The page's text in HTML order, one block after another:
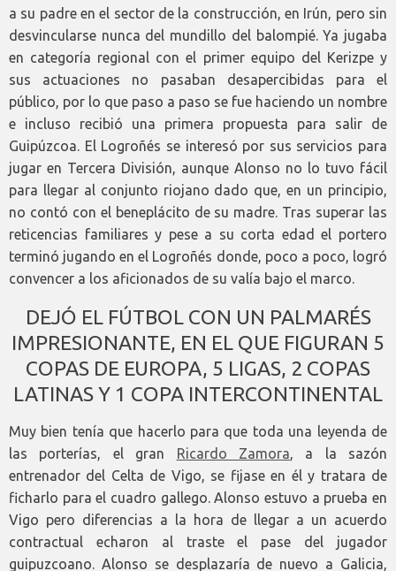
a su padre en el sector de la construcción, en Irún, pero sin
desvincularse nunca del mundillo del balompié. Ya jugaba
en categoría regional con el primer equipo del Kerizpe y
sus actuaciones no pasaban desapercibidas para el
público, por lo que paso a paso se fue haciendo un nombre
e incluso recibió una primera propuesta para salir de
Guipúzcoa. El Logroñés se interesó por sus servicios para
jugar en Tercera División, aunque Alonso no lo tuvo fácil
para llegar al conjunto riojano dado que, en un principio,
no contó con el beneplácito de su madre. Tras superar las
reticencias familiares y pese a su corta edad el portero
terminó jugando en el Logroñés donde, poco a poco, logró
convencer a los aficionados de su valía bajo el marco.
DEJÓ EL FÚTBOL CON UN PALMARÉS
IMPRESIONANTE, EN EL QUE FIGURAN 5
COPAS DE EUROPA, 5 LIGAS, 2 COPAS
LATINAS Y 1 COPA INTERCONTINENTAL
Muy bien tenía que hacerlo para que toda una leyenda de
las porterías, el gran Ricardo Zamora , a la sazón
entrenador del Celta de Vigo, se fijase en él y tratara de
ficharlo para el cuadro gallego. Alonso estuvo a prueba en
Vigo pero diferencias a la hora de llegar a un acuerdo
contractual echaron al traste el pase del jugador
guipuzcoano. Alonso se desplazaría de nuevo a Galicia,